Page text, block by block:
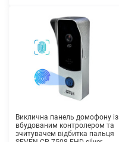
Виклична панель домофону із
вбудованим контролером та
зчитувачем відбитка пальця